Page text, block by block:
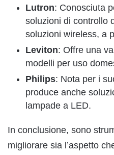
Lutron: Conosciuta
soluzioni di controllo
soluzioni wireless, a
Leviton: Offre una
modelli per uso
Philips: Nota per i
produce anche
lampade a LED.
In conclusione, sono
migliorare sia l’aspetto